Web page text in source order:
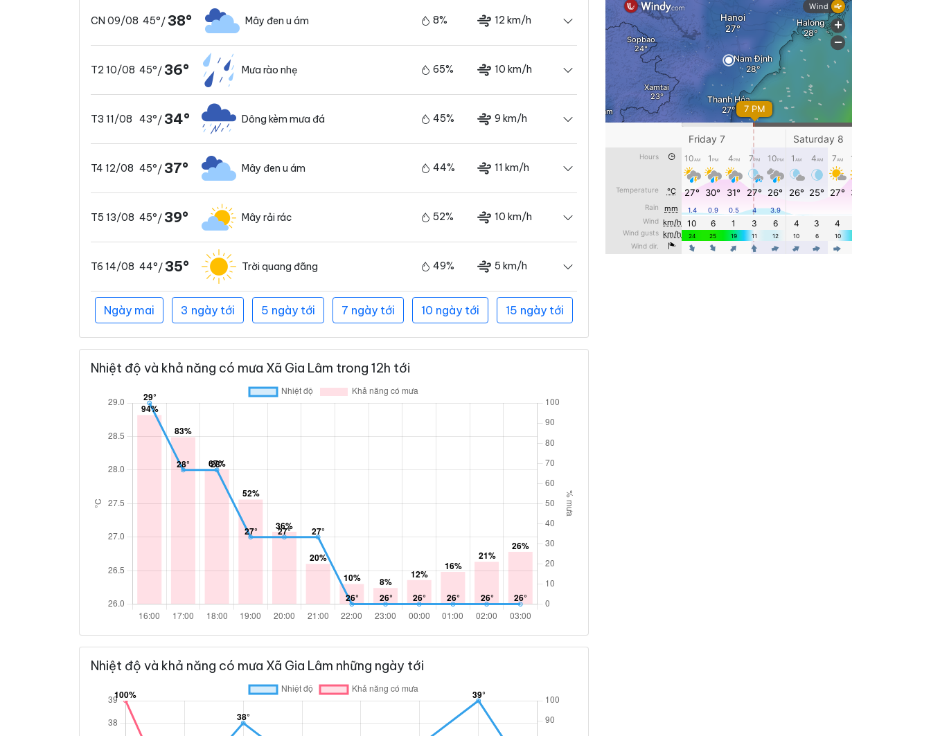
CN 09/08 45°/38° Mây đen u ám 8% 12 km/h
T2 10/08 45°/36° Mưa rào nhẹ 65% 10 km/h
T3 11/08 43°/34° Dông kèm mưa đá 45% 9 km/h
T4 12/08 45°/37° Mây đen u ám 44% 11 km/h
T5 13/08 45°/39° Mây rải rác 52% 10 km/h
T6 14/08 44°/35° Trời quang đãng 49% 5 km/h
Ngày mai 3 ngày tới 5 ngày tới 7 ngày tới 10 ngày tới 15 ngày tới
Nhiệt độ và khả năng có mưa Xã Gia Lâm trong 12h tới
Nhiệt độ và khả năng có mưa Xã Gia Lâm những ngày tới